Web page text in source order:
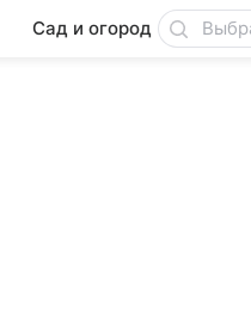
Сад и огород